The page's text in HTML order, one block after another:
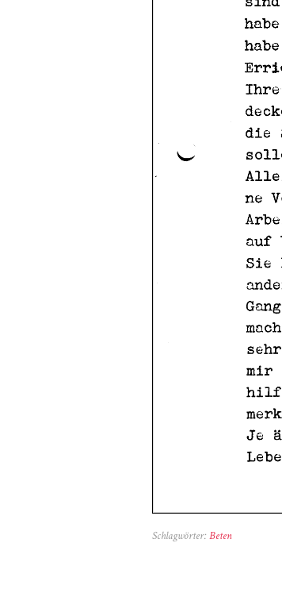
Schlagwörter: Beten